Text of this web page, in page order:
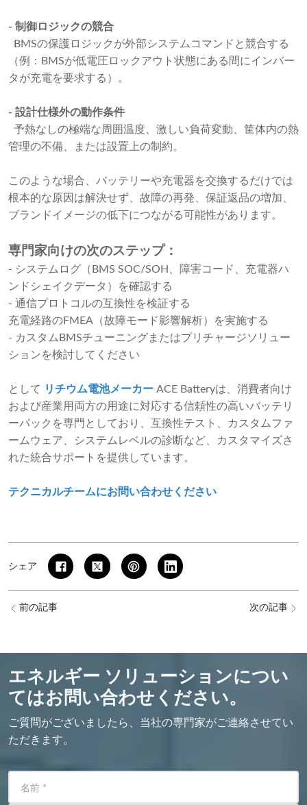
- 制御ロジックの競合
BMSの保護ロジックが外部システムコマンドと競合する
（例：BMSが低電圧ロックアウト状態にある間にインバー
タが充電を要求する）。
- 設計仕様外の動作条件
予熱なしの極端な周囲温度、激しい負荷変動、筐体内の熱
管理の不備、または設置上の制約。
このような場合、バッテリーや充電器を交換するだけでは
根本的な原因は解決せず、故障の再発、保証返品の増加、
ブランドイメージの低下につながる可能性があります。
専門家向けの次のステップ：
- システムログ（BMS SOC/SOH、障害コード、充電器ハ
ンドシェイクデータ）を確認する
- 通信プロトコルの互換性を検証する
充電経路のFMEA（故障モード影響解析）を実施する
- カスタムBMSチューニングまたはプリチャージソリュー
ションを検討してください
として リチウム電池メーカー ACE Batteryは、消費者向け
および産業用両方の用途に対応する信頼性の高いバッテリ
ーパックを専門としており、互換性テスト、カスタムファ
ームウェア、システムレベルの診断など、カスタマイズさ
れた統合サポートを提供しています。
テクニカルチームにお問い合わせください
シェア
前の記事 次の記事
エネルギー ソリューションについ
てはお問い合わせください。
ご質問がございましたら、当社の専門家がご連絡させてい
ただきます。
名前 *